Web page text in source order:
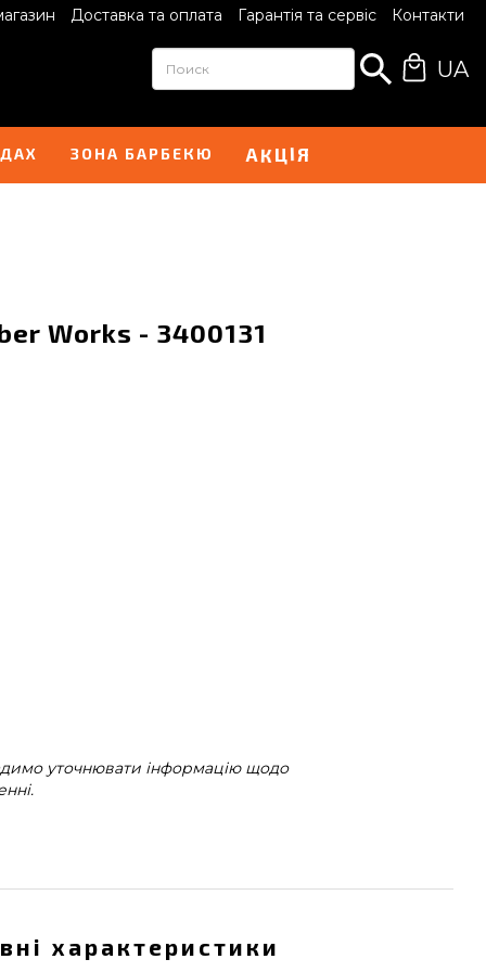
Доставка та оплата Гарантія та сервіс Контакти
UA
ЗОНА БАРБЕКЮ АКЦІЯ
Works - 3400131
уточнювати інформацію щодо
характеристики